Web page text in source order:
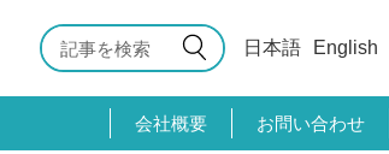
日本語 English
会社概要 お問い合わせ